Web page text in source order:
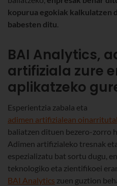
kopurua egokiak kalkulatzen
babesten ditu.
BAI Analytics,
artifiziala zure
aplikatzeko
Esperientzia zabala eta
adimen artifizialean
baliatzen dituen bezero-zorro
Adimen artifizialeko tresnak
espezializatu bat sortu dugu,
teknologiko eta zientifikoei
BAI Analytics zuen guztion